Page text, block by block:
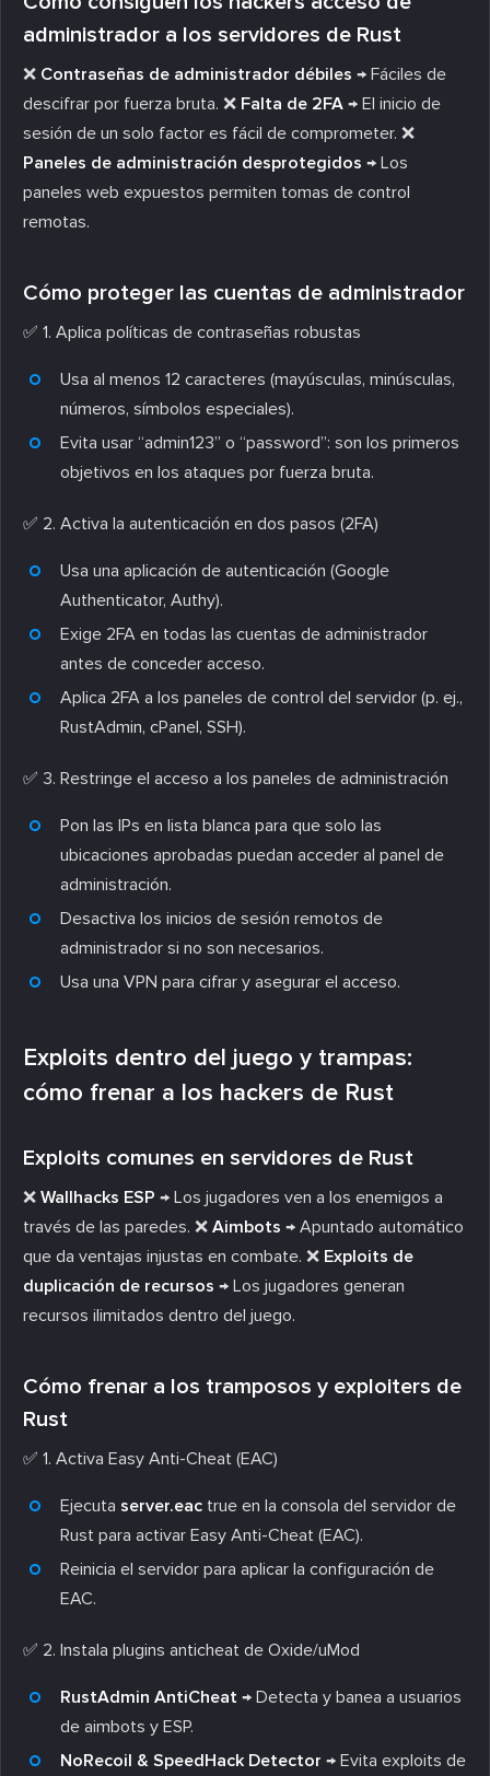
administrador a los servidores de Rust
❌ Contraseñas de administrador débiles → Fáciles de
descifrar por fuerza bruta. ❌ Falta de 2FA → El inicio de
sesión de un solo factor es fácil de comprometer. ❌
Paneles de administración desprotegidos → Los
paneles web expuestos permiten tomas de control
remotas.
Cómo proteger las cuentas de administrador
✅ 1. Aplica políticas de contraseñas robustas
Usa al menos 12 caracteres (mayúsculas, minúsculas,
números, símbolos especiales).
Evita usar “admin123” o “password”: son los primeros
objetivos en los ataques por fuerza bruta.
✅ 2. Activa la autenticación en dos pasos (2FA)
Usa una aplicación de autenticación (Google
Authenticator, Authy).
Exige 2FA en todas las cuentas de administrador
antes de conceder acceso.
Aplica 2FA a los paneles de control del servidor (p. ej.,
RustAdmin, cPanel, SSH).
✅ 3. Restringe el acceso a los paneles de administración
Pon las IPs en lista blanca para que solo las
ubicaciones aprobadas puedan acceder al panel de
administración.
Desactiva los inicios de sesión remotos de
administrador si no son necesarios.
Usa una VPN para cifrar y asegurar el acceso.
Exploits dentro del juego y trampas:
cómo frenar a los hackers de Rust
Exploits comunes en servidores de Rust
❌ Wallhacks ESP → Los jugadores ven a los enemigos a
través de las paredes. ❌ Aimbots → Apuntado automático
que da ventajas injustas en combate. ❌ Exploits de
duplicación de recursos → Los jugadores generan
recursos ilimitados dentro del juego.
Cómo frenar a los tramposos y exploiters de
Rust
✅ 1. Activa Easy Anti-Cheat (EAC)
Ejecuta server.eac true en la consola del servidor de
Rust para activar Easy Anti-Cheat (EAC).
Reinicia el servidor para aplicar la configuración de
EAC.
✅ 2. Instala plugins anticheat de Oxide/uMod
RustAdmin AntiCheat → Detecta y banea a usuarios
de aimbots y ESP.
NoRecoil & SpeedHack Detector → Evita exploits de